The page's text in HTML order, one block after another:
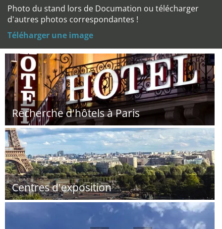
Photo du stand lors de Documation ou télécharger
d'autres photos correspondantes !
Téléharger une image
Recherche d'hôtels à Paris
Centres d'exposition